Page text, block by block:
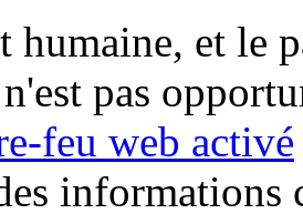
humaine, et le
pas
feu web activé
informations